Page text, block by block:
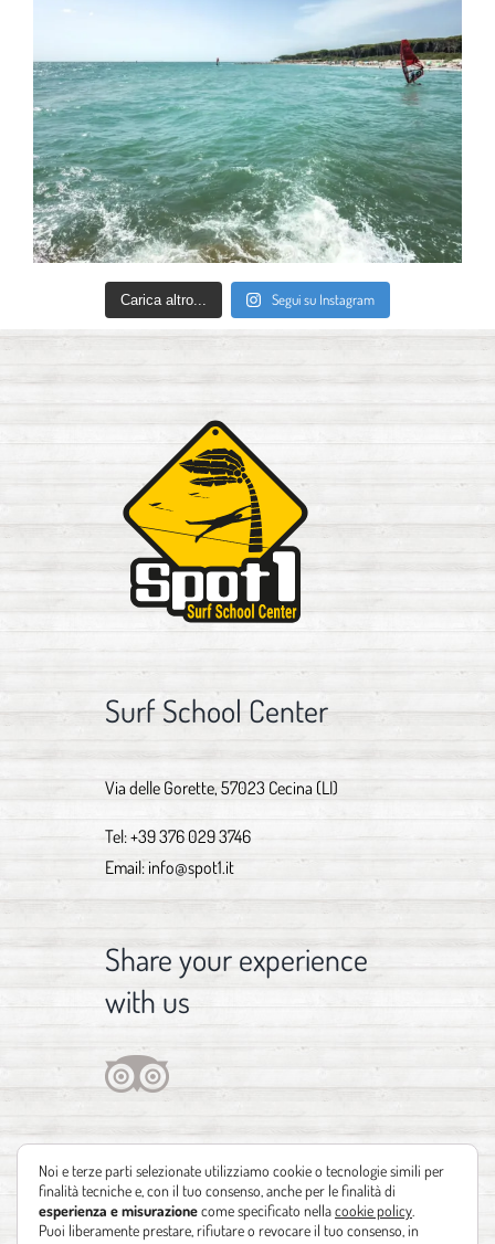
Carica altro... Segui su Instagram
Surf School Center
Via delle Gorette, 57023 Cecina (LI)
Tel:+39 376 029 3746
Email: info@spot1.it
Share your experience
with us
Noi e terze parti selezionate utilizziamo cookie o tecnologie simili per
finalità tecniche e, con il tuo consenso, anche per le finalità di
esperienza e misurazionecome specificato nellacookie policy
Puoi liberamente prestare, rifiutare o revocare il tuo consenso, in